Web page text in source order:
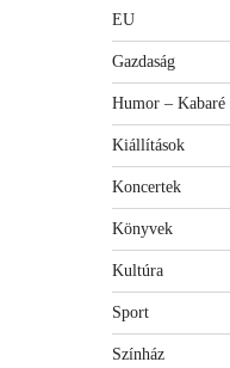
EU
Gazdaság
Humor – Kabaré
Kiállítások
Koncertek
Könyvek
Kultúra
Sport
Színház